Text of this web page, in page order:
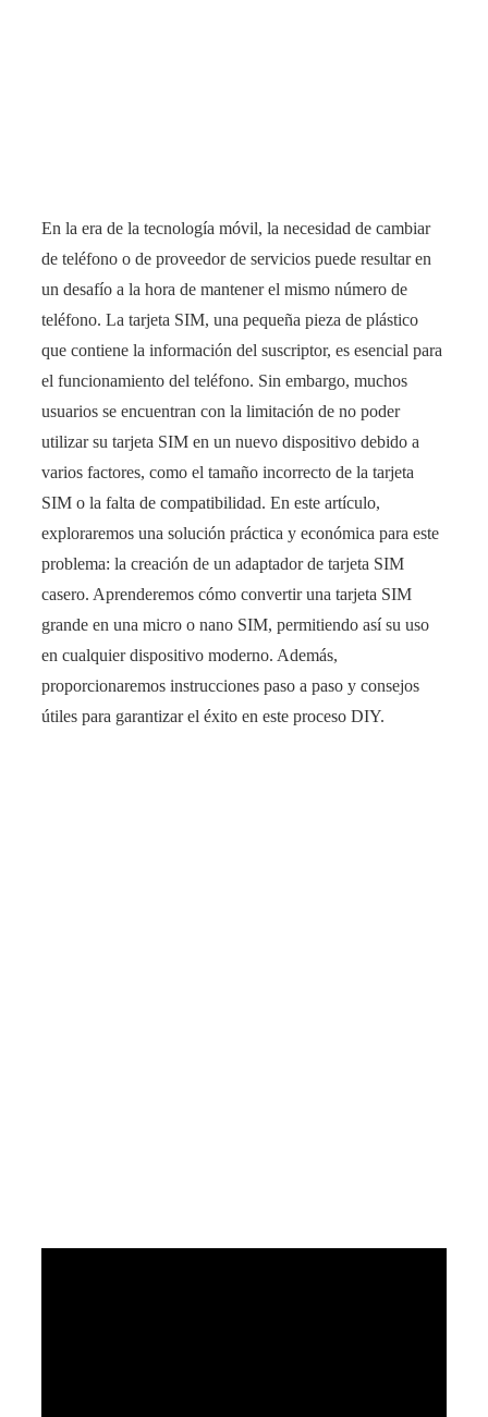
En la era de la tecnología móvil, la necesidad de cambiar
de teléfono o de proveedor de servicios puede resultar en
un desafío a la hora de mantener el mismo número de
teléfono. La tarjeta SIM, una pequeña pieza de plástico
que contiene la información del suscriptor, es esencial para
el funcionamiento del teléfono. Sin embargo, muchos
usuarios se encuentran con la limitación de no poder
utilizar su tarjeta SIM en un nuevo dispositivo debido a
varios factores, como el tamaño incorrecto de la tarjeta
SIM o la falta de compatibilidad. En este artículo,
exploraremos una solución práctica y económica para este
problema: la creación de un adaptador de tarjeta SIM
casero. Aprenderemos cómo convertir una tarjeta SIM
grande en una micro o nano SIM, permitiendo así su uso
en cualquier dispositivo moderno. Además,
proporcionaremos instrucciones paso a paso y consejos
útiles para garantizar el éxito en este proceso DIY.